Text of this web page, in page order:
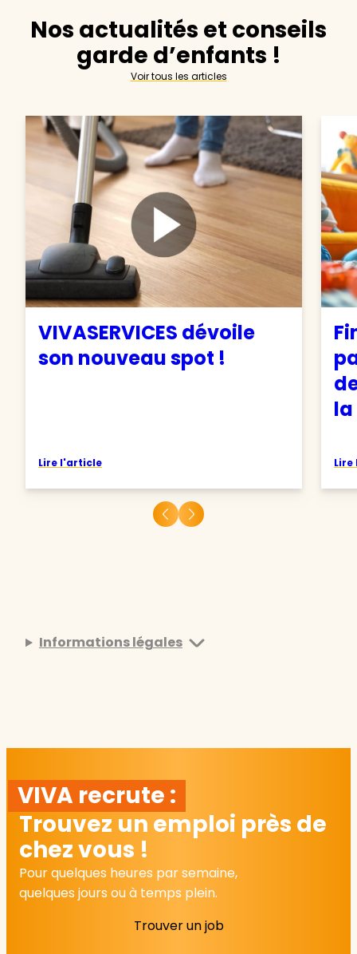
Nos actualités et conseils
garde d’enfants !
Voir tous les articles
VIVASERVICES dévoile
son nouveau spot !
Lire l'article
la
Informations légales
VIVA recrute :
Trouvez un emploi près de
chez vous !
Pour quelques heures par semaine,
quelques jours ou à temps plein.
Trouver un job